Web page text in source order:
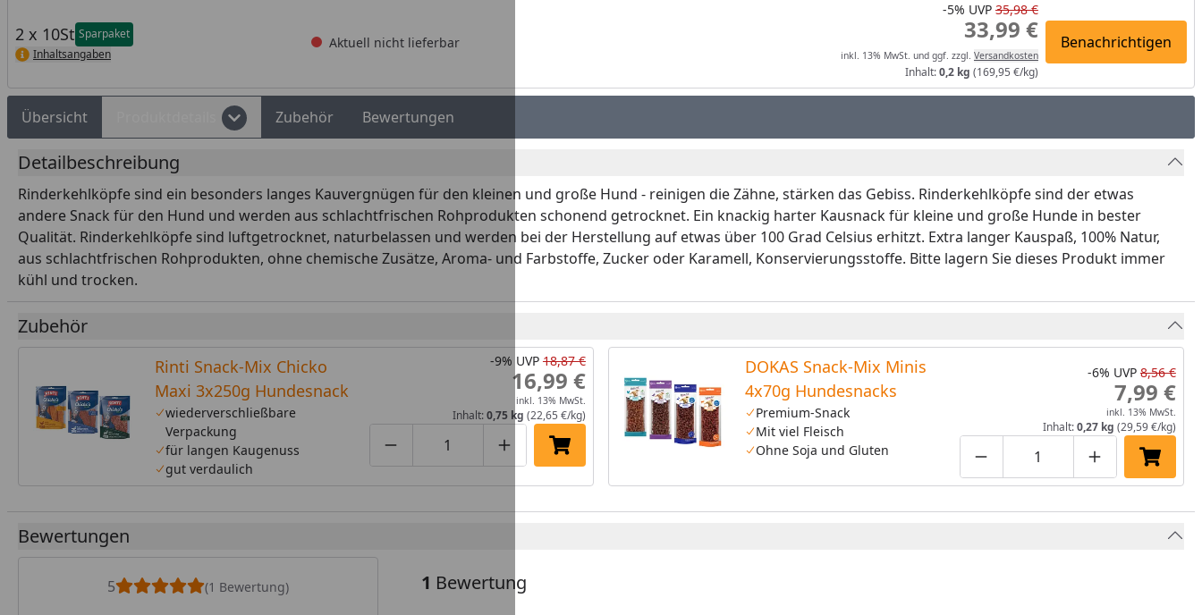
2 x 10St Sparpaket
Inhaltsangaben
Aktuell nicht lieferbar
-5% UVP 35,98 €
33,99 €
inkl. 13% MwSt. und ggf. zzgl. Versandkosten
Inhalt:0,2 kg (169,95 €/kg)
Benachrichtigen
Übersicht Zubehör Bewertungen
Detailbeschreibung
Rinderkehlköpfe sind ein besonders langes Kauvergnügen für den kleinen und große Hund - reinigen die Zähne, stärken das Gebiss. Rinderkehlköpfe sind der etwas
andere Snack für den Hund und werden aus schlachtfrischen Rohprodukten schonend getrocknet. Ein knackig harter Kausnack für kleine und große Hunde in bester
Qualität. Rinderkehlköpfe sind luftgetrocknet, naturbelassen und werden bei der Herstellung auf etwas über 100 Grad Celsius erhitzt. Extra langer Kauspaß, 100% Natur,
aus schlachtfrischen Rohprodukten, ohne chemische Zusätze, Aroma- und Farbstoffe, Zucker oder Karamell, Konservierungsstoffe. Bitte lagern Sie dieses Produkt immer
kühl und trocken.
Zubehör
Rinti Snack-Mix Chicko
Maxi 3x250g Hundesnack
wiederverschließbare
Verpackung
für langen Kaugenuss
gut verdaulich
Produktmenge um eins verringern
Produktmenge manuell eingeben
Produktmenge um eins erhöhen
In den Einkaufswagen legen
-9% UVP 18,87 €
16,99 €
inkl. 13% MwSt.
Inhalt:0,75 kg (22,65 €/kg)
DOKAS Snack-Mix Minis
4x70g Hundesnacks
Premium-Snack
Mit viel Fleisch
Ohne Soja und Gluten
Produktmenge um eins
Produktmenge manuell
Produktmenge
In den
-6% UVP 8,56 €
7,99 €
inkl. 13% MwSt.
Inhalt:0,27 kg (29,59 €/kg)
Bewertungen
5 (1 Bewertung) 1 Bewertung